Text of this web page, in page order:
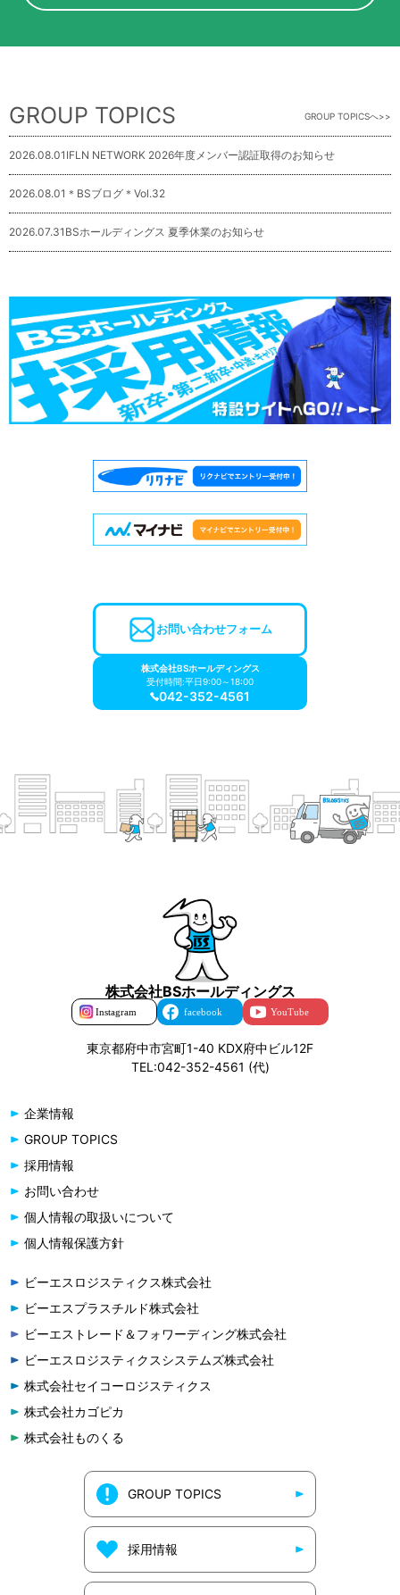
GROUP TOPICS GROUP TOPICSへ
2026.08.01 IFLN NETWORK 2026年度メンバー認証取得のお知らせ
2026.08.01 ＊BSブログ＊Vol.32
2026.07.31 BSホールディングス 夏季休業のお知らせ
お問い合わせフォーム
株式会社BSホールディングス
受付時間:平日9:00～18:00
042-352-4561
株式会社BSホールディングス
東京都府中市宮町1-40 KDX府中ビル12F
TEL:042-352-4561 (代)
企業情報
GROUP TOPICS
採用情報
お問い合わせ
個人情報の取扱いについて
個人情報保護方針
ビーエスロジスティクス株式会社
ビーエスプラスチルド株式会社
ビーエストレード＆フォワーディング株式会社
ビーエスロジスティクスシステムズ株式会社
株式会社セイコーロジスティクス
株式会社カゴピカ
株式会社ものくる
GROUP TOPICS
採用情報